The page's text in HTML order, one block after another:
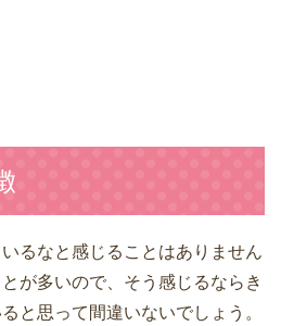
るなと感じることはありません
が多いので、そう感じるならき
と思って間違いないでしょう。